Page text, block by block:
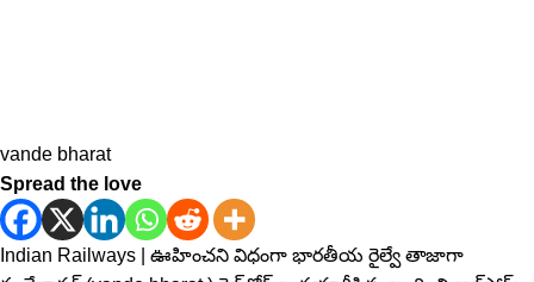
vande bharat
Spread the love
Indian Railways | ఊహించ‌ని విధంగా భారతీయ రైల్వే తాజాగా